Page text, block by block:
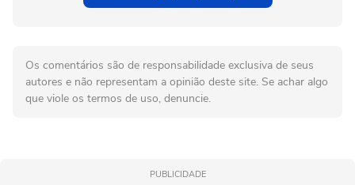
Os comentários são de responsabilidade exclusiva de seus
autores e não representam a opinião deste site. Se achar algo
que viole os termos de uso, denuncie.
PUBLICIDADE